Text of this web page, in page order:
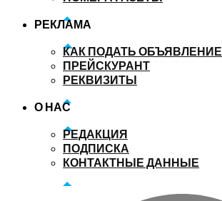
РЕКЛАМА
КАК ПОДАТЬ ОБЪЯВЛЕНИЕ
ПРЕЙСКУРАНТ
РЕКВИЗИТЫ
О НАС
РЕДАКЦИЯ
ПОДПИСКА
КОНТАКТНЫЕ ДАННЫЕ